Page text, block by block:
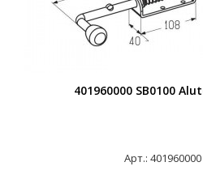
401960000 SB0100
Арт.: